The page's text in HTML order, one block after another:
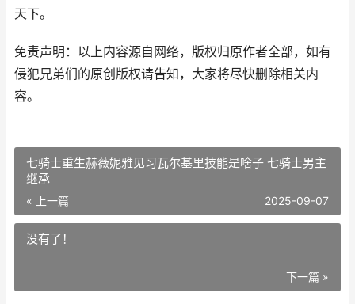
天下。
免责声明：以上内容源自网络，版权归原作者全部，如有
侵犯兄弟们的原创版权请告知，大家将尽快删除相关内
容。
七骑士重生赫薇妮雅见习瓦尔基里技能是啥子 七骑士男主
继承
« 上一篇 2025-09-07
没有了！
下一篇 »